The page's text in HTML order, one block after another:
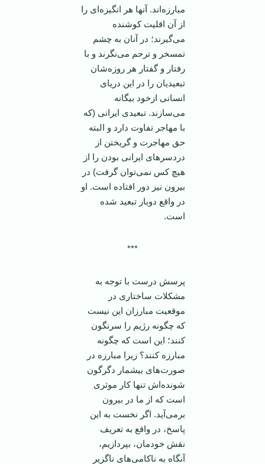
مبارزه‌اند. آنها هر انگيزه‌ای را
از آن اقليت کوشنده
می‌گيرند؛ در آنان به چشم
تمسخر و ترحم می‌نگرند و با
رفتار و گفتار هر روزه‌شان
تبعيديان را در اين دريای
انسانی ازخود بيگانه
می‌سازند. تبعيدی ايرانی (که
با مهاجر تفاوت دارد و البته
حق مهاجرت و گريختن از
دردسرهای ايرانی بودن را از
هيچ کس نمی‌توان گرفت) در
بيرون نيز دور افتاده است. او
در واقع دوبار تبعيد شده
است.
***
پرسش درست با توجه به
مشکلات ساختاری در
موقعيت مبارزان اين نيست
که چگونه رژيم را سرنگون
کنند؛ اين است که چگونه
مبارزه کنند؟ زيرا مبارزه در
صورت‌های بيشمار دگرگون
شونده‌اش تنها کار موثری
است که از ما در بيرون
برمی‌آيد. اگر نخست به اين
پاسخ، در واقع به تعريف
نقش خودمان، بپردازيم،
آنگاه به ناکامی‌های ناگزير